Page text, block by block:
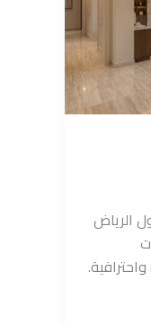
الرياض